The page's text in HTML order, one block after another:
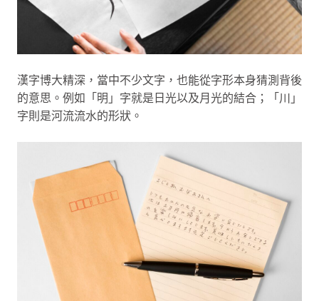
漢字博大精深，當中不少文字，也能從字形本身猜測背後
的意思。例如「明」字就是日光以及月光的結合；「川」
字則是河流流水的形狀。